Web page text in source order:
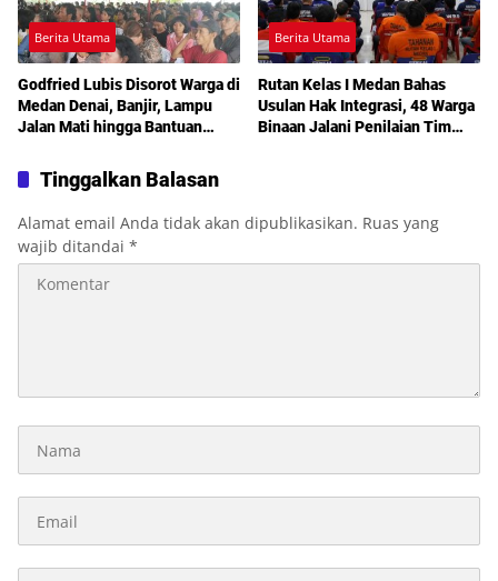
Berita Utama
Godfried Lubis Disorot Warga di
Medan Denai, Banjir, Lampu
Jalan Mati hingga Bantuan
Sosperda Kemiskinan
Berita Utama
Rutan Kelas I Medan Bahas
Usulan Hak Integrasi, 48 Warga
Binaan Jalani Penilaian Tim
Tinggalkan Balasan
Alamat email Anda tidak akan dipublikasikan. Ruas yang
wajib ditandai *